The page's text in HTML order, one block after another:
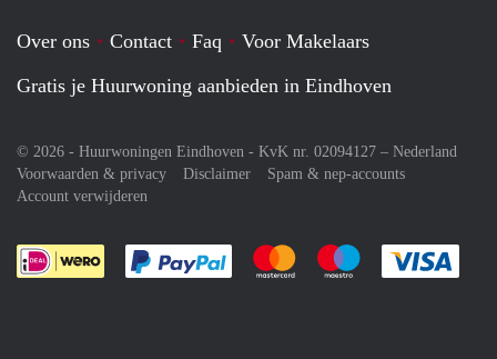
Over ons Contact Faq
Voor Makelaars
Gratis je Huurwoning aanbieden in Eindhoven
© 2026 - Huurwoningen Eindhoven - KvK nr. 02094127 – Nederland
Voorwaarden & privacy
Disclaimer
Spam & nep-accounts
Account verwijderen
Je rekent gemakkelijk af met Paypal
Je rekent gemakkelijk af met
Je rekent